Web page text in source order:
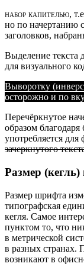
набор капителью,
но по начертанию
заголовков,
Выделение текста
для визуального
Выворотку
осторожно и по
Перечёркнутое
образом
употребляется
зачеркнутого
Размер
Размер шрифта
типографская
кегля. Самое
пунктом то, что
в метрической
в разных странах.
возникают в